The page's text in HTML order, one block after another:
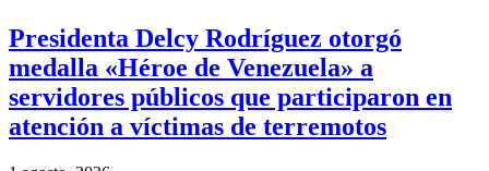
Presidenta Delcy Rodríguez otorgó
medalla «Héroe de Venezuela» a
servidores públicos que participaron en
atención a víctimas de terremotos